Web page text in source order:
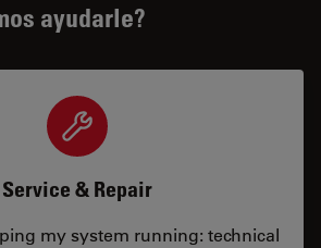
ayudarle?
Service & Repair
my system running: technical